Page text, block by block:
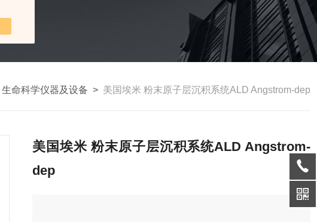
生命科学仪器及设备 > 美国埃米 粉末原子层沉积系统ALD Angstrom-dep
美国埃米 粉末原子层沉积系统ALD Angstrom-
dep